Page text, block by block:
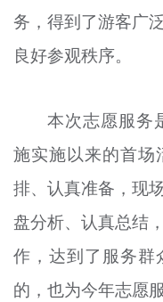
务，得到了游客广
良好参观秩序。
本次志愿服务
施实施以来的首场
排、认真准备，现
盘分析、认真总结
作，达到了服务群
的，也为今年志愿